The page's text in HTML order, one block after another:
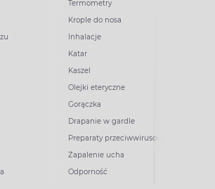
Termometry
Krople do nosa
Inhalacje
Katar
Kaszel
Olejki eteryczne
Gorączka
Drapanie w gardle
Preparaty przeciwwirusowe
Zapalenie ucha
Odporność